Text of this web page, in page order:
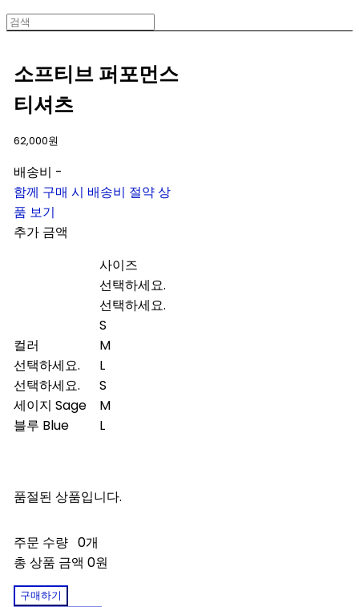
소프티브 퍼포먼스
티셔츠
62,000원
배송비 -
함께 구매 시 배송비 절약 상
품 보기
추가 금액
컬러
선택하세요.
선택하세요.
세이지 Sage
블루 Blue
사이즈
선택하세요.
선택하세요.
S
M
L
S
M
L
품절된 상품입니다.
주문 수량 0개
총 상품 금액 0원
구매하기